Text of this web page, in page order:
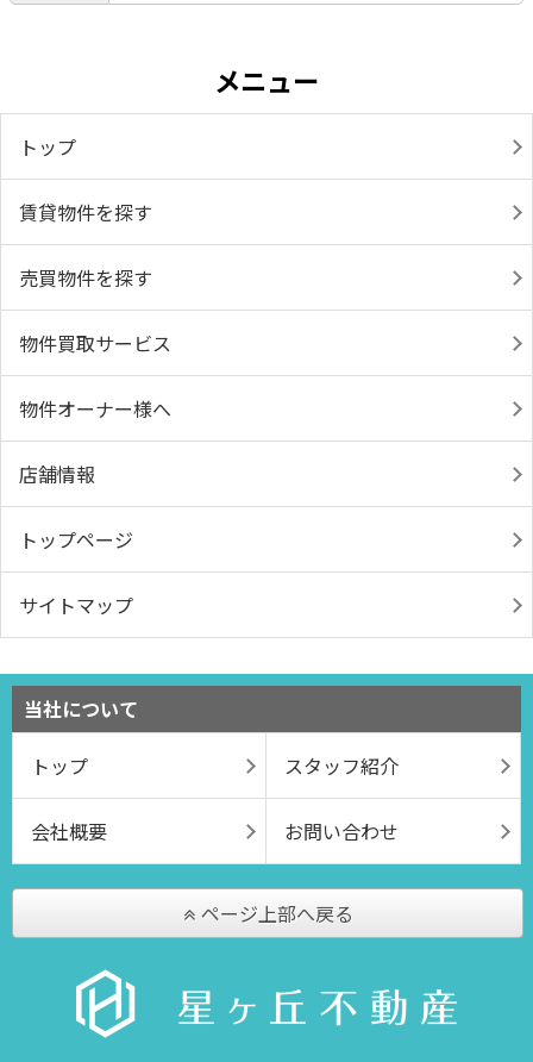
メニュー
トップ
賃貸物件を探す
売買物件を探す
物件買取サービス
物件オーナー様へ
店舗情報
トップページ
サイトマップ
当社について
トップ
スタッフ紹介
会社概要 お問い合わせ
ページ上部へ戻る